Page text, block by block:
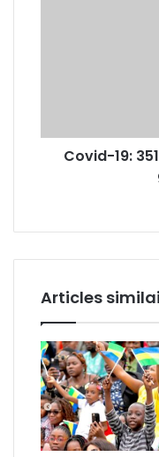
Covid-19:
Articles